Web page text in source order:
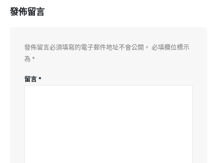
發佈留言
發佈留言必須填寫的電子郵件地址不會公開。 必填欄位標示
為 *
留言 *